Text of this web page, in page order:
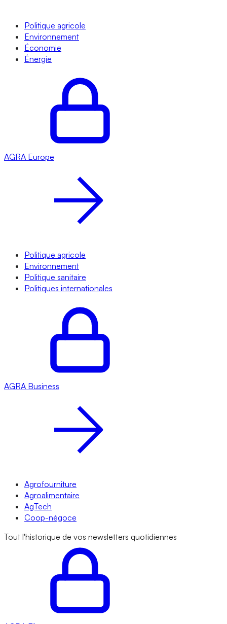
Politique agricole
Environnement
Économie
Énergie
AGRA Europe
Politique agricole
Environnement
Politique sanitaire
Politiques internationales
AGRA Business
Agrofourniture
Agroalimentaire
AgTech
Coop-négoce
Tout l'historique de vos newsletters quotidiennes